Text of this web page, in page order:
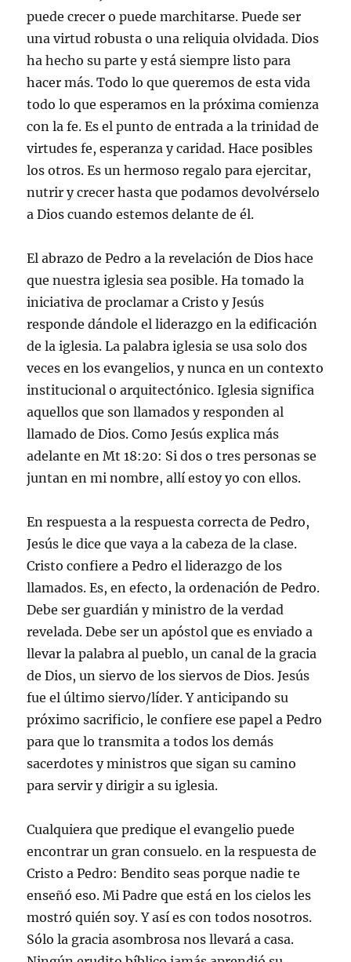
puede crecer o puede marchitarse. Puede ser
una virtud robusta o una reliquia olvidada. Dios
ha hecho su parte y está siempre listo para
hacer más. Todo lo que queremos de esta vida
todo lo que esperamos en la próxima comienza
con la fe. Es el punto de entrada a la trinidad de
virtudes fe, esperanza y caridad. Hace posibles
los otros. Es un hermoso regalo para ejercitar,
nutrir y crecer hasta que podamos devolvérselo
a Dios cuando estemos delante de él.
El abrazo de Pedro a la revelación de Dios hace
que nuestra iglesia sea posible. Ha tomado la
iniciativa de proclamar a Cristo y Jesús
responde dándole el liderazgo en la edificación
de la iglesia. La palabra iglesia se usa solo dos
veces en los evangelios, y nunca en un contexto
institucional o arquitectónico. Iglesia significa
aquellos que son llamados y responden al
llamado de Dios. Como Jesús explica más
adelante en Mt 18:20: Si dos o tres personas se
juntan en mi nombre, allí estoy yo con ellos.
En respuesta a la respuesta correcta de Pedro,
Jesús le dice que vaya a la cabeza de la clase.
Cristo confiere a Pedro el liderazgo de los
llamados. Es, en efecto, la ordenación de Pedro.
Debe ser guardián y ministro de la verdad
revelada. Debe ser un apóstol que es enviado a
llevar la palabra al pueblo, un canal de la gracia
de Dios, un siervo de los siervos de Dios. Jesús
fue el último siervo/líder. Y anticipando su
próximo sacrificio, le confiere ese papel a Pedro
para que lo transmita a todos los demás
sacerdotes y ministros que sigan su camino
para servir y dirigir a su iglesia.
Cualquiera que predique el evangelio puede
encontrar un gran consuelo. en la respuesta de
Cristo a Pedro: Bendito seas porque nadie te
enseñó eso. Mi Padre que está en los cielos les
mostró quién soy. Y así es con todos nosotros.
Sólo la gracia asombrosa nos llevará a casa.